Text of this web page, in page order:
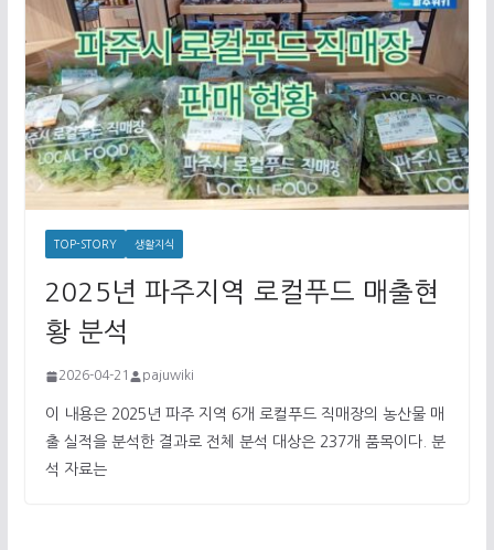
TOP-STORY 생활지식
2025년 파주지역 로컬푸드 매출현
황 분석
2026-04-21 pajuwiki
이 내용은 2025년 파주 지역 6개 로컬푸드 직매장의 농산물 매
출 실적을 분석한 결과로 전체 분석 대상은 237개 품목이다. 분
석 자료는